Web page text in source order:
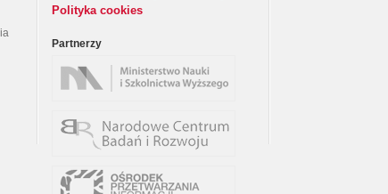
Polityka cookies
Partnerzy